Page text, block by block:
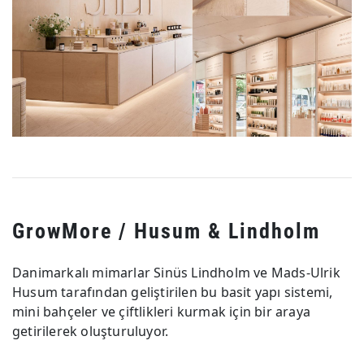
GrowMore / Husum & Lindholm
Danimarkalı mimarlar Sinüs Lindholm ve Mads-Ulrik
Husum tarafından geliştirilen bu basit yapı sistemi,
mini bahçeler ve çiftlikleri kurmak için bir araya
getirilerek oluşturuluyor.